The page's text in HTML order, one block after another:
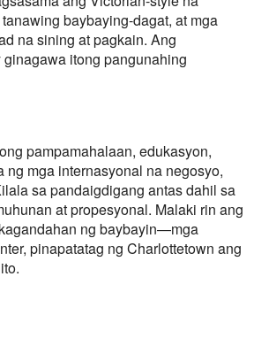
baybaying-dagat, at mga
na sining at pagkain. Ang
itong pangunahing
pampamahalaan, edukasyon,
ng mga internasyonal na negosyo,
sa pandaigdigang antas dahil sa
at propesyonal. Malaki rin ang
ng baybayin—mga
pinapatatag ng Charlottetown ang